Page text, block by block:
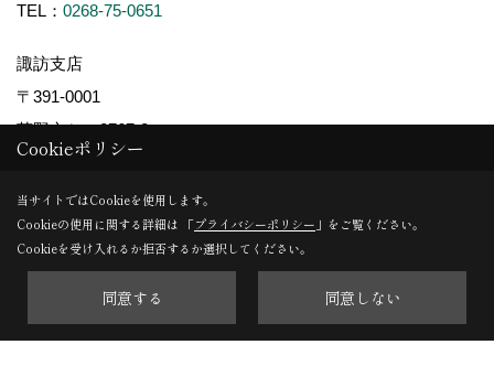
TEL： 0268-75-0651
諏訪支店
〒391-0001
茅野市ちの2767-2
0266-78-0881
軽井沢支店
〒389-0111
Cookieポリシー
当サイトではCookieを使用します。
Cookieの使用に関する詳細は 「プライバシーポリシー 」をご覧ください。
Cookieを受け入れるか拒否するか選択してください。
同意する 同意しない